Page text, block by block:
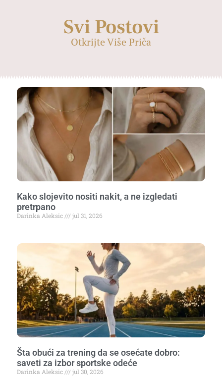
Svi Postovi
Otkrijte Više Priča
Kako slojevito nositi nakit, a ne izgledati
pretrpano
Darinka Aleksic jul 31, 2026
Šta obući za trening da se osećate dobro:
saveti za izbor sportske odeće
Darinka Aleksic jul 30, 2026